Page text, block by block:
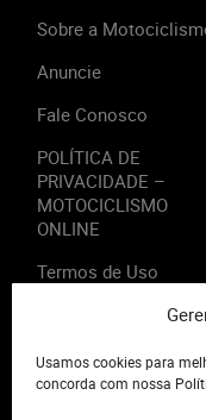
Usamos cookies para
concorda com nossa
Sobre a
Anuncie
Fale Conosco
POLÍTICA DE
PRIVACIDADE –
MOTOCICLISMO
ONLINE
Termos de Uso
2023 - Editora